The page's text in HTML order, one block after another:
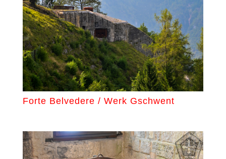
Forte Belvedere / Werk Gschwent